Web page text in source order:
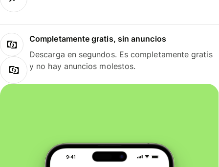
Completamente gratis, sin anuncios
Descarga en segundos. Es completamente gratis
y no hay anuncios molestos.